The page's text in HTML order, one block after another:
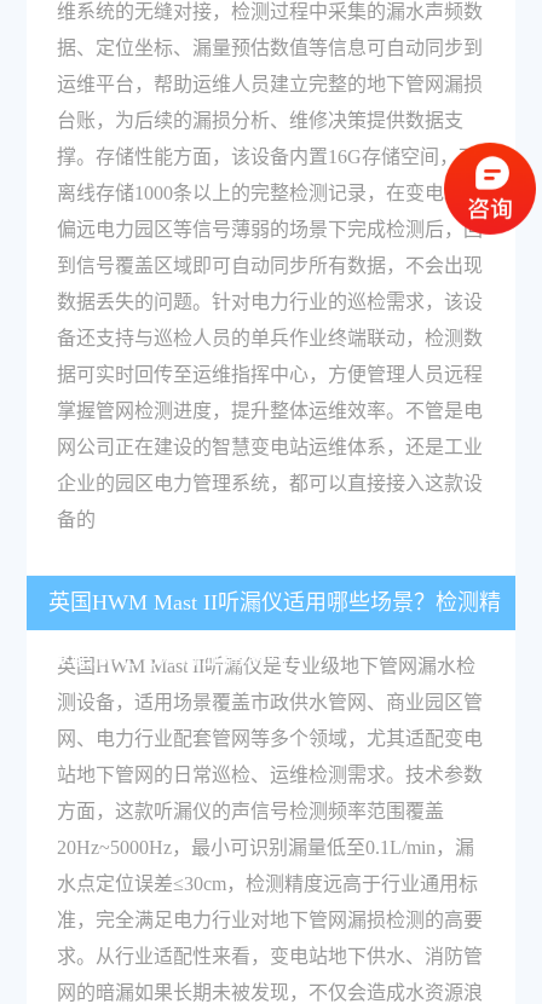
维系统的无缝对接，检测过程中采集的漏水声频数
据、定位坐标、漏量预估数值等信息可自动同步到
运维平台，帮助运维人员建立完整的地下管网漏损
台账，为后续的漏损分析、维修决策提供数据支
撑。存储性能方面，该设备内置16G存储空间，可
离线存储1000条以上的完整检测记录，在变电站、
偏远电力园区等信号薄弱的场景下完成检测后，回
到信号覆盖区域即可自动同步所有数据，不会出现
数据丢失的问题。针对电力行业的巡检需求，该设
备还支持与巡检人员的单兵作业终端联动，检测数
据可实时回传至运维指挥中心，方便管理人员远程
掌握管网检测进度，提升整体运维效率。不管是电
网公司正在建设的智慧变电站运维体系，还是工业
企业的园区电力管理系统，都可以直接接入这款设
备的
英国HWM Mast II听漏仪适用哪些场景？检测精
度能满足电力行业需求吗？
英国HWM Mast II听漏仪是专业级地下管网漏水检
测设备，适用场景覆盖市政供水管网、商业园区管
网、电力行业配套管网等多个领域，尤其适配变电
站地下管网的日常巡检、运维检测需求。技术参数
方面，这款听漏仪的声信号检测频率范围覆盖
20Hz~5000Hz，最小可识别漏量低至0.1L/min，漏
水点定位误差≤30cm，检测精度远高于行业通用标
准，完全满足电力行业对地下管网漏损检测的高要
求。从行业适配性来看，变电站地下供水、消防管
网的暗漏如果长期未被发现，不仅会造成水资源浪